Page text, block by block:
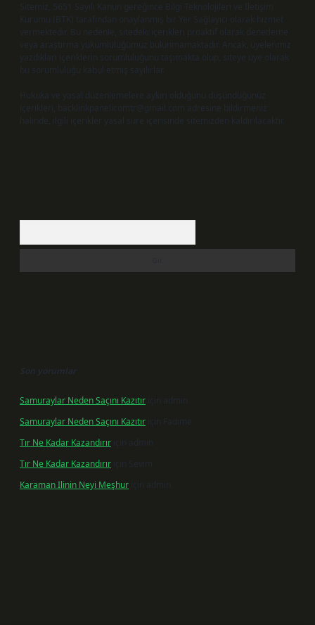
Sitemiz, 5651 Sayılı Kanun gereğince Bilgi Teknolojileri ve İletişim
Kurumu (BTK) tarafından onaylanmış bir Yer Sağlayıcı olarak hizmet
vermektedir. Bu nedenle, sitedeki içerikleri proaktif olarak denetleme
veya araştırma yükümlülüğümüz bulunmamaktadır. Ancak, üyelerimiz
yazdıkları içeriklerin sorumluluğunu taşımakta olup, siteye üye olarak
bu sorumluluğu kabul etmiş sayılırlar.
Hukuka ve yasal düzenlemelere aykırı olduğunu düşündüğünüz
içerikleri, backlinkpanelicomtr@gmail.com adresine bildirmeniz
halinde, ilgili içerikler yasal süre içerisinde sitemizden kaldırılacaktır.
Son yorumlar
Samuraylar Neden Saçını Kazıtır için
admin
Samuraylar Neden Saçını Kazıtır için
Fadime
Tır Ne Kadar Kazandırır için
admin
Tır Ne Kadar Kazandırır için Sevim
Karaman Ilinin Neyi Meşhur için admin